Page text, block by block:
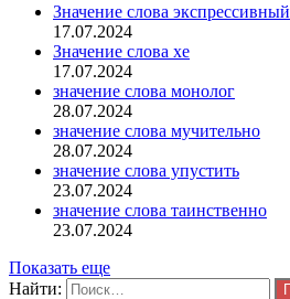
Значение слова экспрессивный
17.07.2024
Значение слова хе
17.07.2024
значение слова монолог
28.07.2024
значение слова мучительно
28.07.2024
значение слова упустить
23.07.2024
значение слова таинственно
23.07.2024
Показать еще
Найти: